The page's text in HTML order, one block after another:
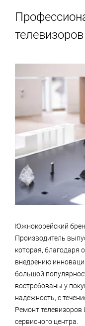
телевизоров
Южнокорейский
Производитель
которая, благодаря
внедрению
большой
востребованы у
надежность, с
Ремонт
сервисного центра.